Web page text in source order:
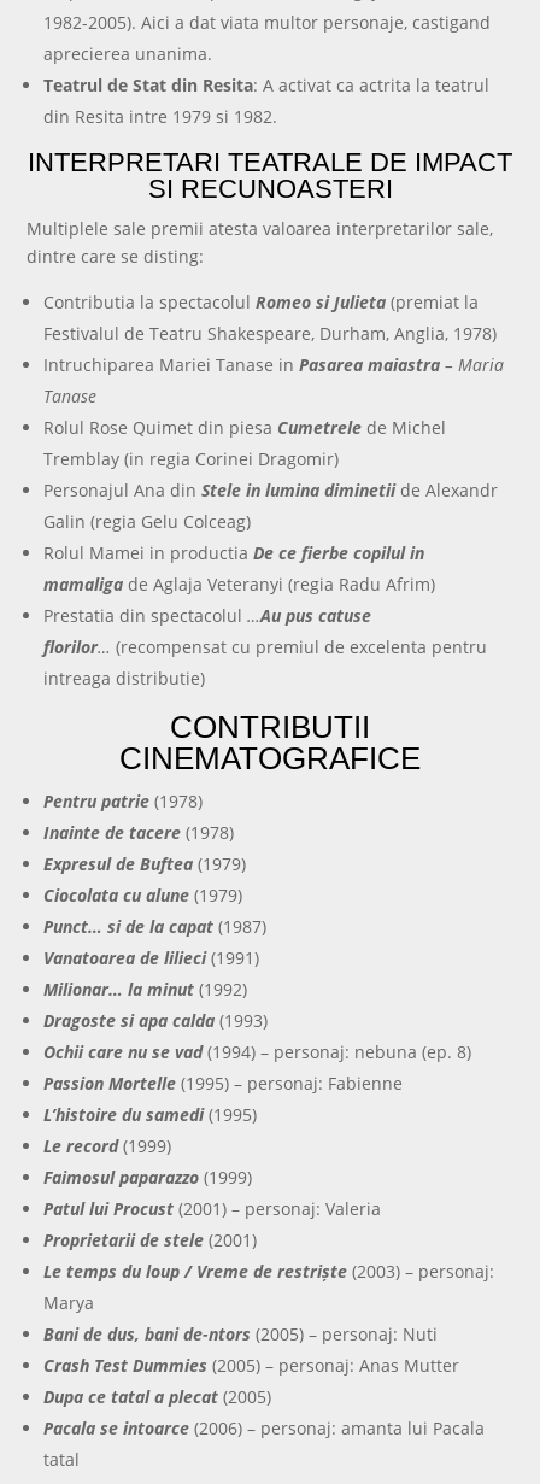
1982-2005). Aici a dat viata multor personaje, castigand
aprecierea unanima.
Teatrul de Stat din Resita: A activat ca actrita la teatrul
din Resita intre 1979 si 1982.
INTERPRETARI TEATRALE DE IMPACT
SI RECUNOASTERI
Multiplele sale premii atesta valoarea interpretarilor sale,
dintre care se disting:
Contributia la spectacolulRomeo si Julieta (premiat la
Festivalul de Teatru Shakespeare, Durham, Anglia, 1978)
Intruchiparea Mariei Tanase inPasarea maiastra – Maria
Tanase
Rolul Rose Quimet din piesa Cumetrele de Michel
Tremblay (in regia Corinei Dragomir)
Personajul Ana dinStele in lumina diminetiide Alexandr
Galin (regia Gelu Colceag)
Rolul Mamei in productiaDe ce fierbe copilul in
mamaliga de Aglaja Veteranyi (regia Radu Afrim)
Prestatia din spectacolul…Au pus catuse
florilor… (recompensat cu premiul de excelenta pentru
intreaga distributie)
CONTRIBUTII
CINEMATOGRAFICE
Pentru patrie (1978)
Inainte de tacere (1978)
Expresul de Buftea (1979)
Ciocolata cu alune (1979)
Punct… si de la capat (1987)
Vanatoarea de lilieci(1991)
Milionar… la minut (1992)
Dragoste si apa calda (1993)
Ochii care nu se vad(1994) – personaj: nebuna (ep. 8)
Passion Mortelle (1995) – personaj: Fabienne
L’histoire du samedi(1995)
Le record(1999)
Faimosul paparazzo (1999)
Patul lui Procust (2001) – personaj: Valeria
Proprietarii de stele (2001)
Le temps du loup / Vreme de restriște (2003) – personaj:
Marya
Bani de dus, bani de-ntors (2005) – personaj: Nuti
Crash Test Dummies (2005) – personaj: Anas Mutter
Dupa ce tatal a plecat (2005)
Pacala se intoarce (2006) – personaj: amanta lui Pacala
tatal